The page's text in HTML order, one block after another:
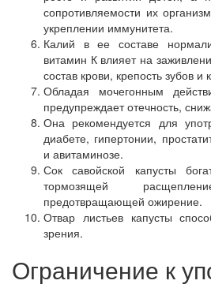
сопротивляемости их
укреплении иммунитета.
Калий в ее составе
витамин К влияет на
состав крови, крепость зубов и
Обладая мочегонным
предупреждает отечность,
Она рекомендуется для
диабете, гипертонии,
и авитаминозе.
Сок савойской капусты
тормозящей
предотвращающей ожирение.
Отвар листьев капусты
зрения.
Ограничение к